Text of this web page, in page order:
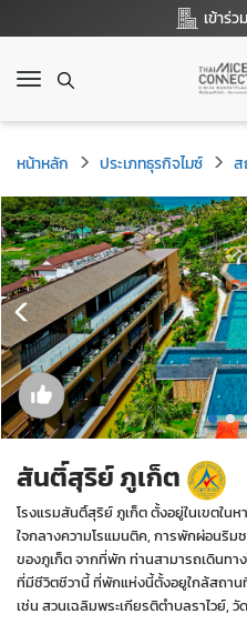
เข้าร่
T
g
g
l
e
n
a
v
i
g
a
t
i
o
n
หน้าหลัก ประเภทธุรกิจไมซ์ ส
สันติ์สุริย์ ภูเก็ต
โรงแรมสันติ์สุริย์ ภูเก็ต ตั้งอยู่ในเขตใน
ใจกลางความโรแมนติค, การพักผ่อนริ
ของภูเก็ต จากที่พัก ท่านสามารถเดินทา
ที่มีชีวิตชีวานี้ ที่พักแห่งนี้ตั้งอยูใกล้สถา
เช่น สวนเฉลิมพระเกียรติตำบลราไวย์, วั